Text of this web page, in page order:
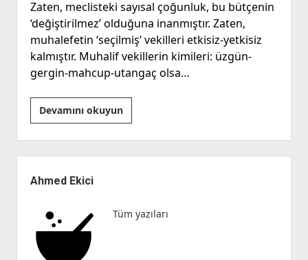
Zaten, meclisteki sayısal çoğunluk, bu bütçenin
‘değiştirilmez’ olduğuna inanmıştır. Zaten,
muhalefetin ‘seçilmiş’ vekilleri etkisiz-yetkisiz
kalmıştır. Muhalif vekillerin kimileri: üzgün-
gergin-mahcup-utangaç olsa…
Devamını okuyunMEB
ile
DİYANET
Menü
Ahmed Ekici
Tüm yazıları